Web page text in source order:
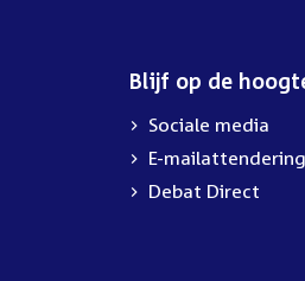
Blijf op de
Sociale media
E-
Debat Direct